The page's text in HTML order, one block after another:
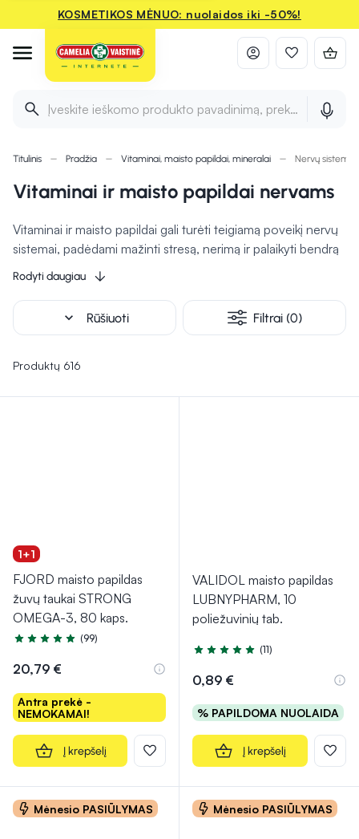
KOSMETIKOS MĖNUO: nuolaidos iki -50%!
Įveskite ieškomo produkto pavadinimą, prekės ženklą ir
Titulinis Pradžia Vitaminai, maisto papildai, mineralai Nervų sistemai
Vitaminai ir maisto papildai nervams
Vitaminai ir maisto papildai gali turėti teigiamą poveikį nervų
sistemai, padėdami mažinti stresą, nerimą ir palaikyti bendrą
nervų sveikatą. B grupės vitaminai ir magnis gali padėti
reguliuoti nervų veiklą, mažinti stresą, gerinti
nuotaiką.
Savo ruožtu omega-3 riebalų rūgštys gali padėti
sumažinti depresijos ir nerimo simptomus, o vitaminas D
palaikyti bendrą smegenų sveikatą.
Rodyti daugiau
expand_more Rūšiuoti Filtrai (0)
Produktų 616
1+1
FJORD maisto papildas
žuvų taukai STRONG
OMEGA-3, 80 kaps.
Įvertinimas 4.9 iš 5
(99)
20,79 €
Antra prekė -
NEMOKAMAI!
Į krepšelį
VALIDOL maisto papildas
LUBNYPHARM, 10
poliežuvinių tab.
Įvertinimas 5.0 iš 5
(11)
0,89 €
% PAPILDOMA NUOLAIDA
Į krepšelį
Mėnesio PASIŪLYMAS Mėnesio PASIŪLYMAS